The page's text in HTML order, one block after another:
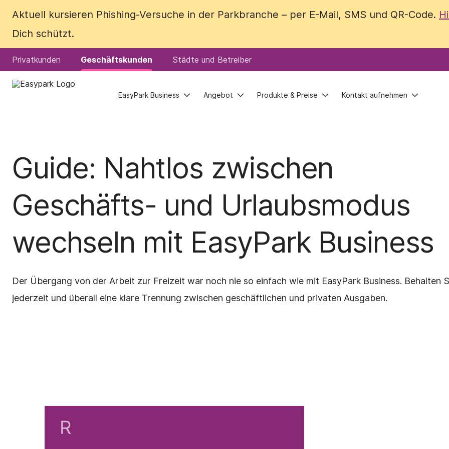
Aktuell kursieren Phishing-Versuche in der Parkbranche – per E-Mail, SMS und QR-Code.
Dich schützt.
Privatkunden Geschäftskunden Städte und Betreiber
EasyPark Business Angebot Produkte & Preise Kontakt aufnehmen
Aktuell kursieren Phishing-Versuche in der Parkbranche – per E-Mail, SMS und QR-Code.
Dich schützt.
Privatkunden Geschäftskunden Städte und Betreiber
EasyPark Business Angebot Produkte & Preise Kontakt aufnehmen
Guide: Nahtlos zwischen
Geschäfts- und Urlaubsmodus
wechseln mit EasyPark Business
Der Übergang von der Arbeit zur Freizeit war noch nie so einfach wie mit EasyPark Business. Behalten
jederzeit und überall eine klare Trennung zwischen geschäftlichen und privaten Ausgaben.